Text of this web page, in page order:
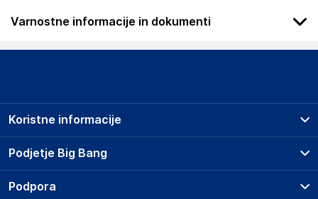
Varnostne informacije in dokumenti
Podatki o proizvajalcu
Wielganizator
Poland
Podjetje Big Bang
O podjetju
Koristne informacije
Prodajna mesta
Storitve
Podpora